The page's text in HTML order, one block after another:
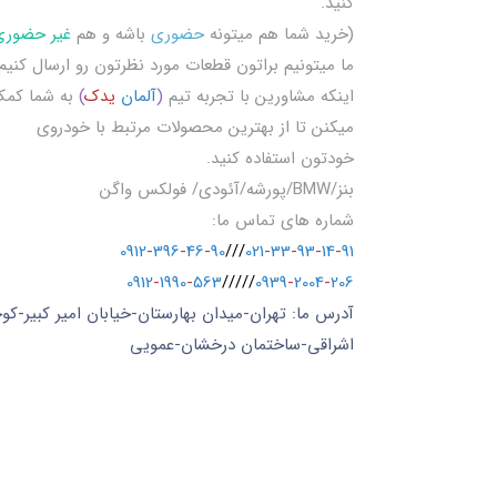
(خرید شما هم میتونهحضوری باشه و همغیر
ما میتونیم براتون قطعات مورد نظرتون رو ارسال
اینکه مشاورین با تجربه تیم (آلمان یدک) به شما
میکنن تا از بهترین محصولات مرتبط با خودروی
خودتون استفاده کنید.
بنز/BMW/پورشه/آئودی/ فولکس واگن
شماره های تماس ما:
021-33-93-14-91
///
0912-396-46-90
0939-2004-206
/////
0912-1990-563
آدرس ما: تهران-میدان بهارستان-خیابان امیر کبیر-
اشراقی-ساختمان درخشان-عمویی